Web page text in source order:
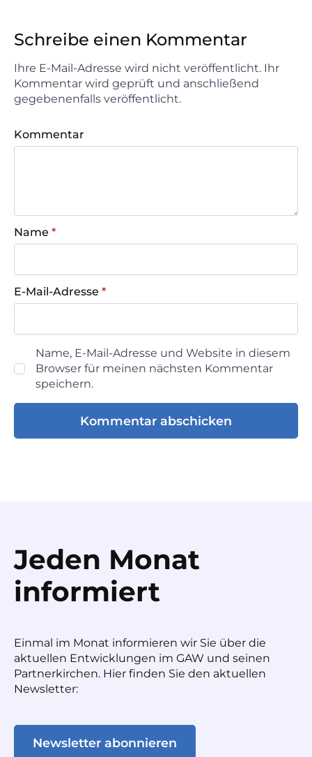
Schreibe einen Kommentar
Ihre E-Mail-Adresse wird nicht veröffentlicht. Ihr
Kommentar wird geprüft und anschließend
gegebenenfalls veröffentlicht.
Kommentar
Name *
E-Mail-Adresse *
Name, E-Mail-Adresse und Website in diesem
Browser für meinen nächsten Kommentar
speichern.
Jeden Monat
informiert
Einmal im Monat informieren wir Sie über die
aktuellen Entwicklungen im GAW und seinen
Partnerkirchen. Hier finden Sie den aktuellen
Newsletter:
Newsletter abonnieren